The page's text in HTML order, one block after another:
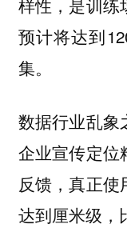
预计将达到
集。
数据行业乱象
企业宣传定位
反馈，真正
达到厘米级，